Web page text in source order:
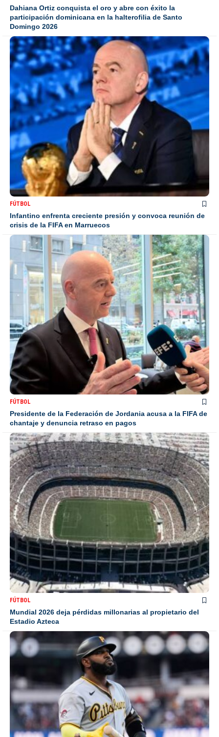
Dahiana Ortiz conquista el oro y abre con éxito la
participación dominicana en la halterofilia de Santo
Domingo 2026
FÚTBOL
Infantino enfrenta creciente presión y convoca reunión de
crisis de la FIFA en Marruecos
FÚTBOL
Presidente de la Federación de Jordania acusa a la FIFA de
chantaje y denuncia retraso en pagos
FÚTBOL
Mundial 2026 deja pérdidas millonarias al propietario del
Estadio Azteca